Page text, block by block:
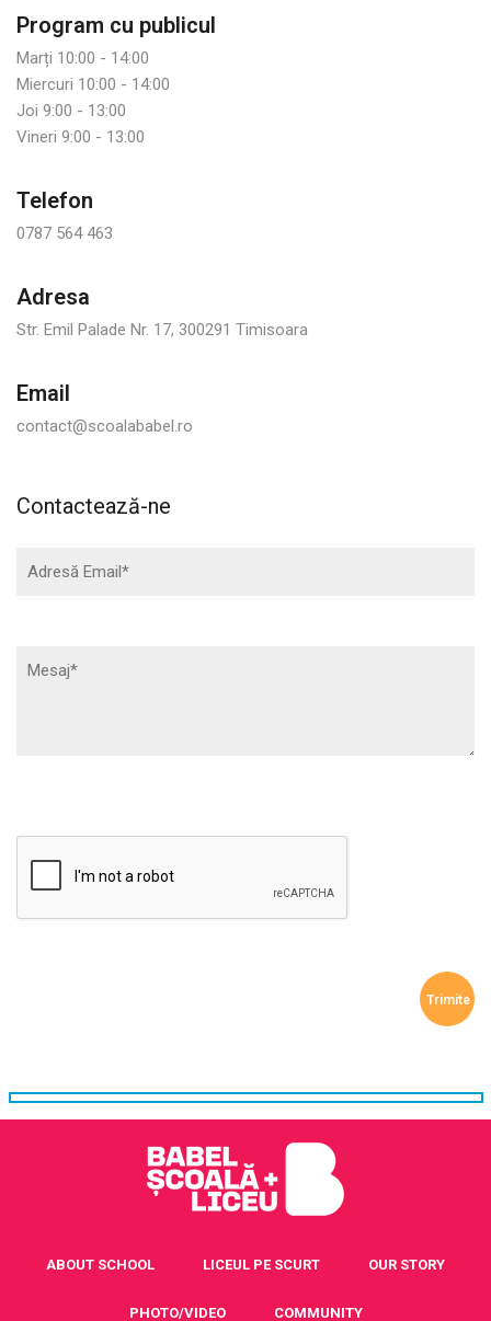
Program cu publicul
Marți 10:00 - 14:00
Miercuri 10:00 - 14:00
Joi 9:00 - 13:00
Vineri 9:00 - 13:00
Telefon
0787 564 463
Adresa
Str. Emil Palade Nr. 17, 300291 Timisoara
Email
contact@scoalababel.ro
Contactează-ne
ABOUT SCHOOL LICEUL PE SCURT OUR STORY
PHOTO/VIDEO COMMUNITY